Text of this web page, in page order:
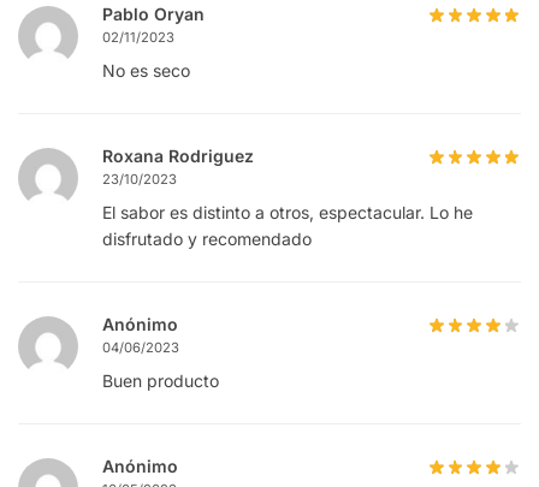
Pablo Oryan
02/11/2023
No es seco
Roxana Rodriguez
23/10/2023
El sabor es distinto a otros, espectacular. Lo he
disfrutado y recomendado
Anónimo
04/06/2023
Buen producto
Anónimo